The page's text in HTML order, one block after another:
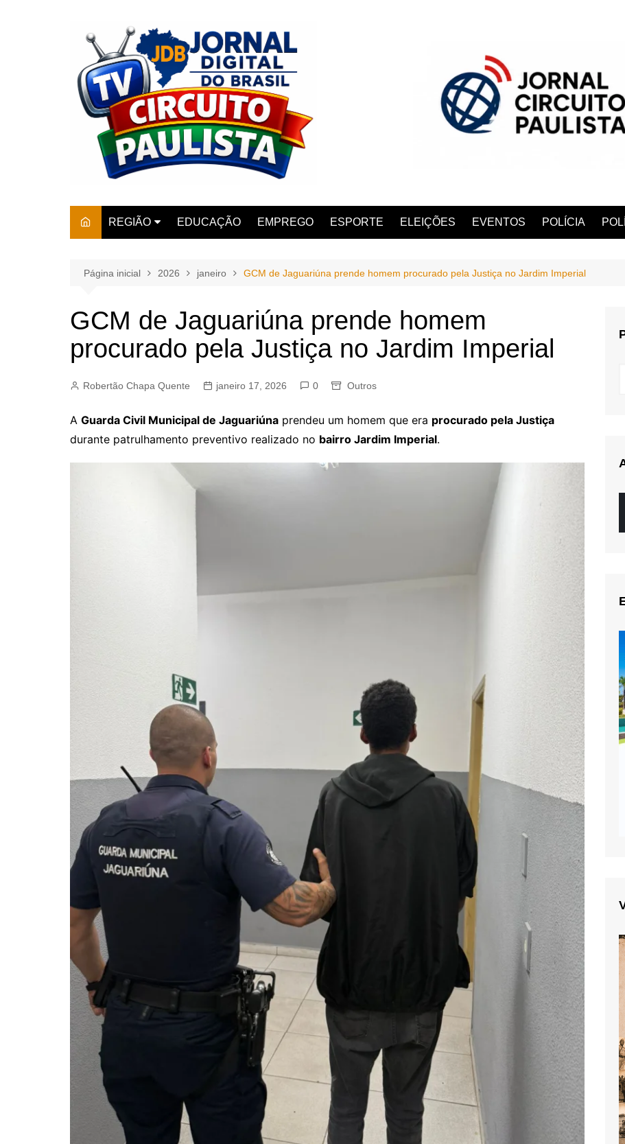
REGIÃO
AMPARO
BARRETOS
CAMPINAS
ESTIVA GERBI
JAGUARIÚNA
EDUCAÇÃO EMPREGO ESPORTE ELEIÇÕES EVENTOS POLÍCIA
Página inicial 2026 janeiro GCM de Jaguariúna prende homem procurado pela Justiça no Jardim Imperial
GCM de Jaguariúna prende homem
procurado pela Justiça no Jardim Imperial
Robertão Chapa Quente janeiro 17, 2026 0 Outros
A Guarda Civil Municipal de Jaguariúna prendeu um homem que era procurado pela Justiça
durante patrulhamento preventivo realizado no bairro Jardim Imperial.